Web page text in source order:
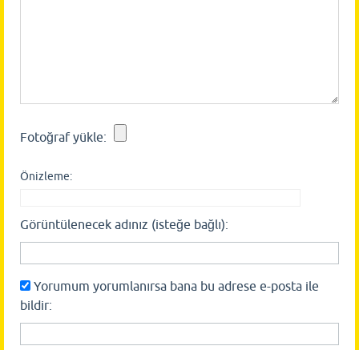
Fotoğraf yükle:
Önizleme:
Görüntülenecek adınız (isteğe bağlı):
Yorumum yorumlanırsa bana bu adrese e-posta ile
bildir: